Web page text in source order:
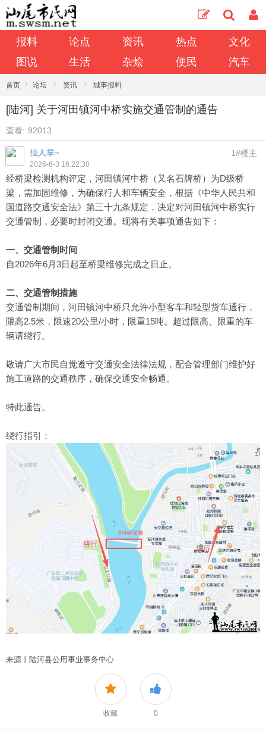
报料 论点 资讯 热点
文化
图说
生活 杂烩 便民 汽车
首页 › 论坛 › 资讯 › 城事报料
[陆河] 关于河田镇河中桥实施交通管制的通告
查看: 92013
仙人掌~
2026-6-3 16:22:30
1#楼主
经桥梁检测机构评定，河田镇河中桥（又名石牌桥）为D级桥
梁，需加固维修，为确保行人和车辆安全，根据《中华人民共和
国道路交通安全法》第三十九条规定，决定对河田镇河中桥实行
交通管制，必要时封闭交通。现将有关事项通告如下：
一、交通管制时间
自2026年6月3日起至桥梁维修完成之日止。
二、交通管制措施
交通管制期间，河田镇河中桥只允许小型客车和轻型货车通行，
限高2.5米，限速20公里/小时，限重15吨。超过限高、限重的车
辆请绕行。
敬请广大市民自觉遵守交通安全法律法规，配合管理部门维护好
施工道路的交通秩序，确保交通安全畅通。
特此通告。
绕行指引：
来源丨陆河县公用事业事务中心
收藏 0